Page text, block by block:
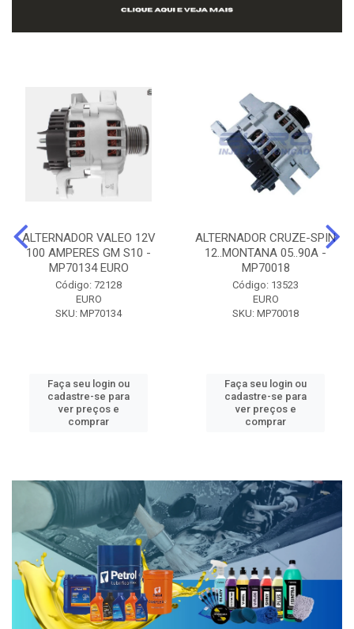
ALTERNADOR VALEO 12V
100 AMPERES GM S10 -
MP70134 EURO
Código: 72128
EURO
SKU: MP70134
Faça seu login ou
cadastre-se para
ver preços e
comprar
ALTERNADOR CRUZE-SPIN
12..MONTANA 05..90A -
MP70018
Código: 13523
EURO
SKU: MP70018
Faça seu login ou
cadastre-se para
ver preços e
comprar